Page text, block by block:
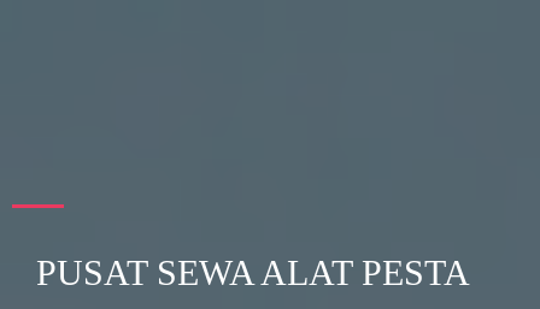
PUSAT SEWA ALAT PESTA